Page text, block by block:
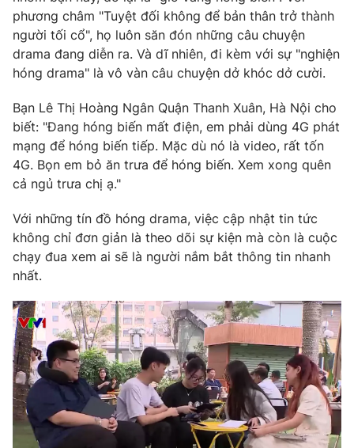
phương châm "Tuyệt đối không để bản thân trở thành
người tối cổ", họ luôn săn đón những câu chuyện
drama đang diễn ra. Và dĩ nhiên, đi kèm với sự "nghiện
hóng drama" là vô vàn câu chuyện dở khóc dở cười.
Bạn Lê Thị Hoàng Ngân Quận Thanh Xuân, Hà Nội cho
biết: "Đang hóng biến mất điện, em phải dùng 4G phát
mạng để hóng biến tiếp. Mặc dù nó là video, rất tốn
4G. Bọn em bỏ ăn trưa để hóng biến. Xem xong quên
cả ngủ trưa chị ạ."
Với những tín đồ hóng drama, việc cập nhật tin tức
không chỉ đơn giản là theo dõi sự kiện mà còn là cuộc
chạy đua xem ai sẽ là người nắm bắt thông tin nhanh
nhất.